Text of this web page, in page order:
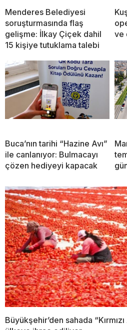
Menderes Belediyesi
soruşturmasında flaş
gelişme: İlkay Çiçek dahil
15 kişiye tutuklama talebi
ve
Buca’nın tarihi “Hazine Avı”
ile canlanıyor: Bulmacayı
çözen hediyeyi kapacak
Büyükşehir’den sahada